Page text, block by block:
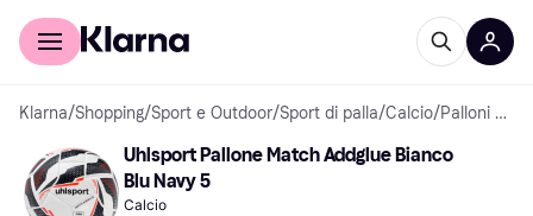
Per il tuo shopping
Klarna/Shopping/Sport e Outdoor/Sport di palla/Calcio/ Palloni da calcio
Uhlsport Pallone Match Addglue Bianco
Blu Navy 5
Calcio